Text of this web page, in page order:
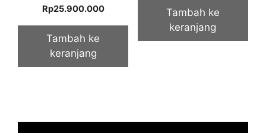
5.00
out of 5
Rp25.900.000
Tambah ke
keranjang
Tambah ke
keranjang